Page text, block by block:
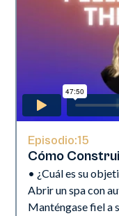
Episodio:15
Cómo
• ¿Cuál es su
Abrir un spa con
Manténgase fiel a